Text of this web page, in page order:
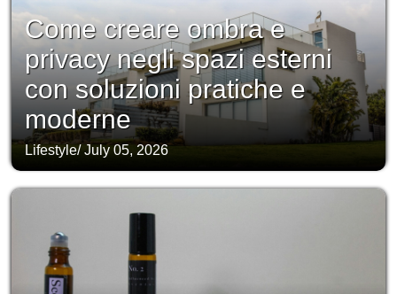
Come creare ombra e
privacy negli spazi esterni
con soluzioni pratiche e
moderne
Lifestyle/July 05, 2026